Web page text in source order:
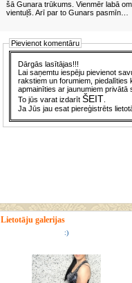
šā Gunara trūkums. Vienmēr labā
vientuļš. Arī par to Gunars pasmīn…
Pievienot komentāru
Dārgās lasītājas!!!
Lai saņemtu iespēju pievienot
rakstiem un forumiem,
apmainīties ar jaunumiem
To jūs varat izdarītŠEIT
Ja Jūs jau esat piereģistrēts
Lietotāju galerijas
:)